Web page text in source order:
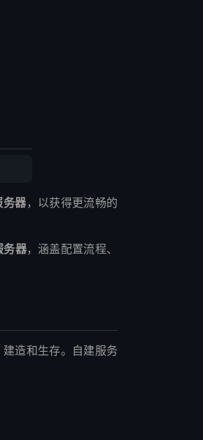
务器，以获得更流畅的
务器，涵盖配置流程、
造和生存。自建服务